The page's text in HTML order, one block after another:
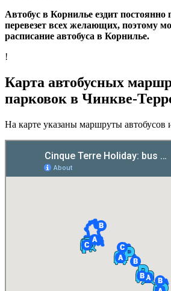
Автобус в Корнилье ездит постоянно
перевезет всех желающих, поэтому
расписание автобуса в Корнилье.
!
Карта автобусных
парковок в Чинкве-
На карте указаны маршруты автобусов